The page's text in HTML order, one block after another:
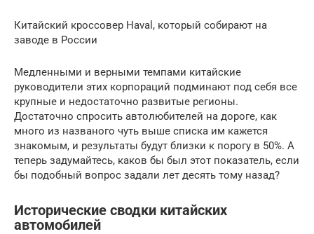
Китайский кроссовер Haval, который собирают на
заводе в России
Медленными и верными темпами китайские
руководители этих корпораций подминают под себя все
крупные и недостаточно развитые регионы.
Достаточно спросить автолюбителей на дороге, как
много из названого чуть выше списка им кажется
знакомым, и результаты будут близки к порогу в 50%. А
теперь задумайтесь, каков бы был этот показатель, если
бы подобный вопрос задали лет десять тому назад?
Исторические сводки китайских
автомобилей